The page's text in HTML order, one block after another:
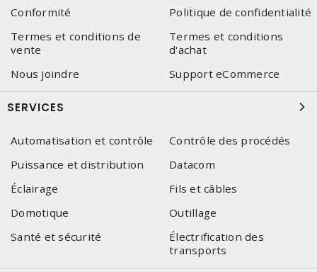
Conformité
Politique de confidentialité
Termes et conditions de
vente
Termes et conditions
d'achat
Nous joindre
Support eCommerce
SERVICES
Automatisation et contrôle
Contrôle des procédés
Puissance et distribution
Datacom
Éclairage
Fils et câbles
Domotique
Outillage
Santé et sécurité
Électrification des
transports